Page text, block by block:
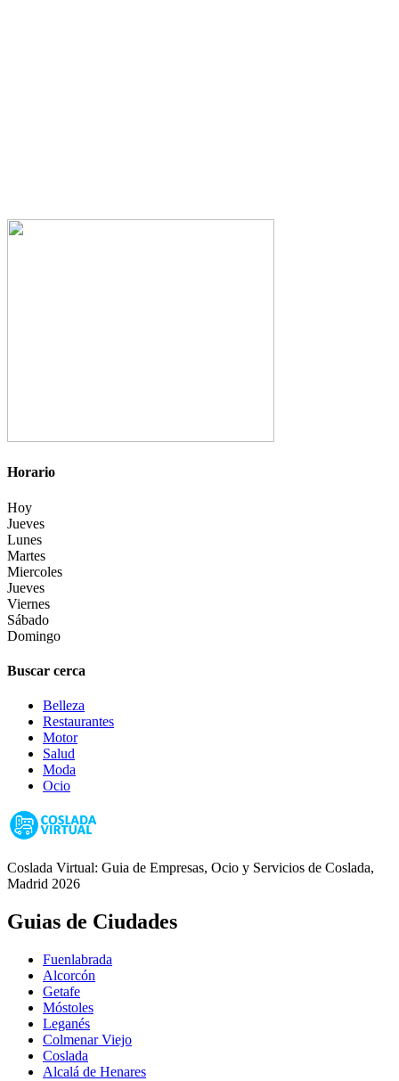
Horario
Hoy
Jueves
Lunes
Martes
Miercoles
Jueves
Viernes
Sábado
Domingo
Buscar cerca
Belleza
Restaurantes
Motor
Salud
Moda
Ocio
Coslada Virtual: Guia de Empresas, Ocio y Servicios de Coslada,
Madrid 2026
Guias de Ciudades
Fuenlabrada
Alcorcón
Getafe
Móstoles
Leganés
Colmenar Viejo
Coslada
Alcalá de Henares